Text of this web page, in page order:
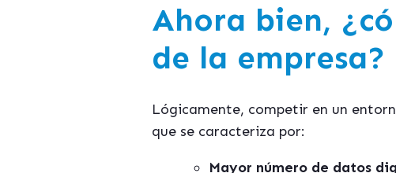
Ahora bien,
de la empresa?
Lógicamente, competir en un
que se caracteriza por:
Mayor número de datos